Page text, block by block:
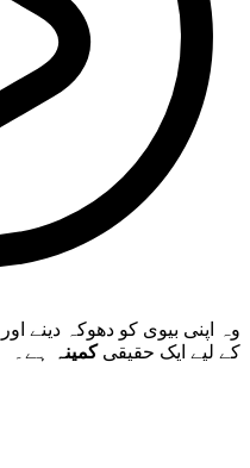
وہ اپنی بیوی کو دھوکہ دینے
کے لیے ایک حقیقیکمینہ ہے۔